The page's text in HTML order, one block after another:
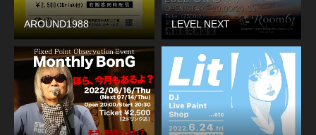
AROUND1988 LEVEL NEXT